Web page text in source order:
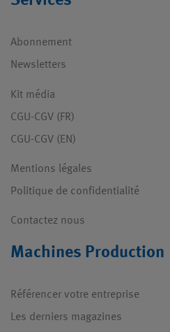
Abonnement
Newsletters
Kit média
CGU-CGV (FR)
CGU-CGV (EN)
Mentions légales
Politique de confidentialité
Contactez nous
Machines Production
Référencer votre entreprise
Les derniers magazines